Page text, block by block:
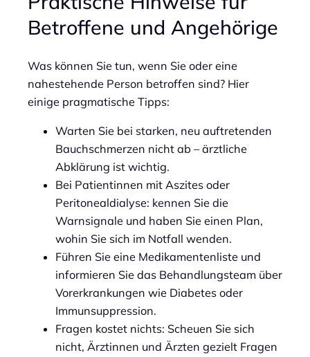
Betroffene und Angehörige
Was können Sie tun, wenn Sie oder eine
nahestehende Person betroffen sind? Hier
einige pragmatische Tipps:
Warten Sie bei starken, neu auftretenden
Bauchschmerzen nicht ab – ärztliche
Abklärung ist wichtig.
Bei Patientinnen mit Aszites oder
Peritonealdialyse: kennen Sie die
Warnsignale und haben Sie einen Plan,
wohin Sie sich im Notfall wenden.
Führen Sie eine Medikamentenliste und
informieren Sie das Behandlungsteam über
Vorerkrankungen wie Diabetes oder
Immunsuppression.
Fragen kostet nichts: Scheuen Sie sich
nicht, Ärztinnen und Ärzten gezielt Fragen